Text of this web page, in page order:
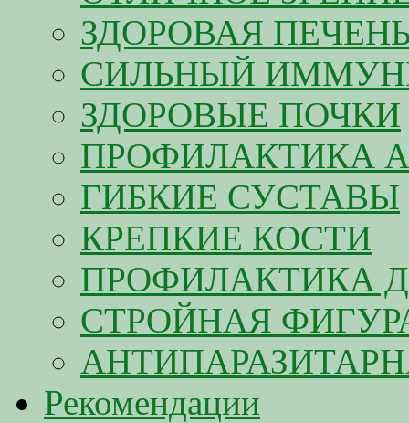
ЗДОРОВАЯ
CИЛЬНЫЙ
ЗДОРОВЫЕ ПОЧКИ
ПРОФИЛАКТИКА
ГИБКИЕ СУСТАВЫ
КРЕПКИЕ КОСТИ
ПРОФИЛАКТИКА
СТРОЙНАЯ
Рекомендации